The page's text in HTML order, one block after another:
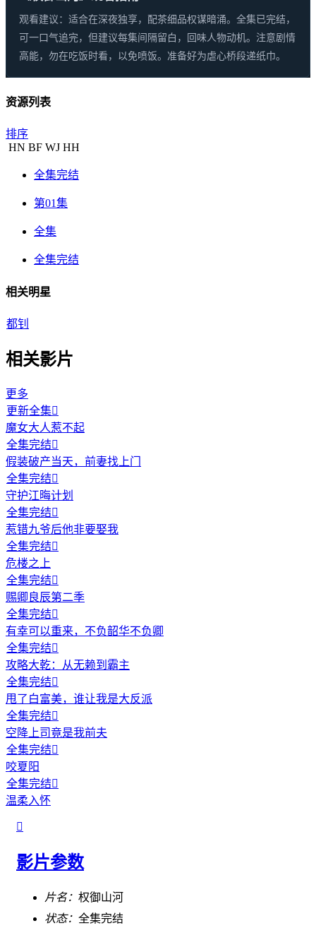
观看建议：适合在深夜独享，配茶细品权谋暗涌。全集已完结，
可一口气追完，但建议每集间隔留白，回味人物动机。注意剧情
高能，勿在吃饭时看，以免喷饭。准备好为虐心桥段递纸巾。
资源列表
排序
HN BF WJ HH
全集完结
第01集
全集
全集完结
相关明星
都钊
相关影片
更多
更新全集
魔女大人惹不起
全集完结
假装破产当天，前妻找上门
全集完结
守护江晦计划
全集完结
惹错九爷后他非要娶我
全集完结
危楼之上
全集完结
赐卿良辰第二季
全集完结
有幸可以重来，不负韶华不负卿
全集完结
攻略大乾：从无赖到霸主
全集完结
甩了白富美，谁让我是大反派
全集完结
空降上司竟是我前夫
全集完结
咬夏阳
全集完结
温柔入怀

影片参数
片名： 权御山河
状态： 全集完结